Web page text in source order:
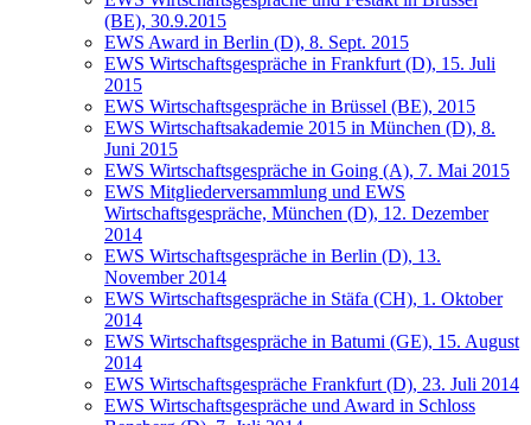
(BE), 30.9.2015
EWS Award in Berlin (D), 8. Sept. 2015
EWS Wirtschaftsgespräche in Frankfurt (D), 15. Juli
2015
EWS Wirtschaftsgespräche in Brüssel (BE), 2015
EWS Wirtschaftsakademie 2015 in München (D), 8.
Juni 2015
EWS Wirtschaftsgespräche in Going (A), 7. Mai 2015
EWS Mitgliederversammlung und EWS
Wirtschaftsgespräche, München (D), 12. Dezember
2014
EWS Wirtschaftsgespräche in Berlin (D), 13.
November 2014
EWS Wirtschaftsgespräche in Stäfa (CH), 1. Oktober
2014
EWS Wirtschaftsgespräche in Batumi (GE), 15. August
2014
EWS Wirtschaftsgespräche Frankfurt (D), 23. Juli 2014
EWS Wirtschaftsgespräche und Award in Schloss